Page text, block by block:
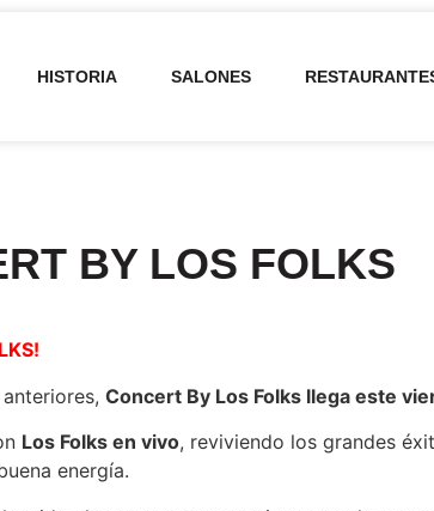
HISTORIA SALONES
BY LOS FOLKS
Concert By Los Folks llega este
Los Folks en vivo, reviviendo los grandes
energía.